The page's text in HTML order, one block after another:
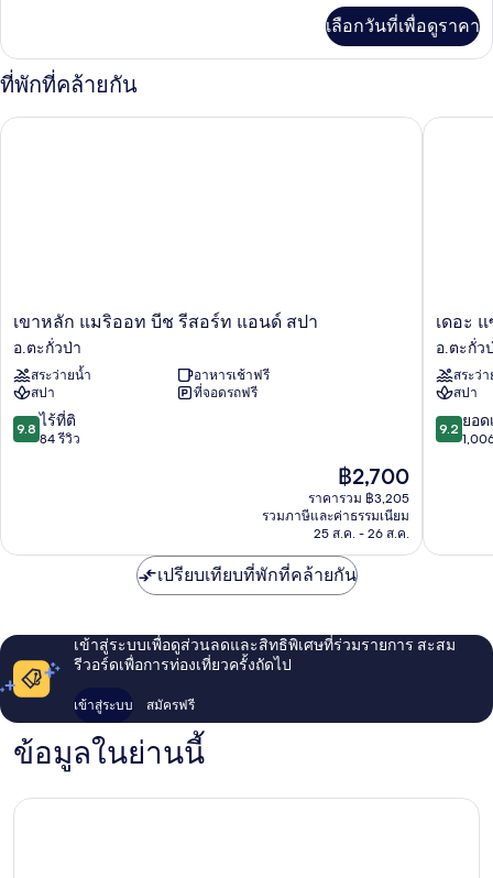
เกี่ยว
กับ
ห้อง
เลือกวันที่เพื่อดูราคา
ที่พักที่คล้ายกัน
เขา
แมริ
ออท
บีช
รีสอร์ท
แอนด์
เขาหลัก แมริออท บีช รีสอร์ท แอนด์ สปา
อ.ตะกั่วป่า
สระว่ายน้ำ
อาหารเช้าฟรี
สปา
ที่จอดรถฟรี
9.8
จาก
รีวิว
9.8 ไร้ที่ติ
84 รีวิว
ราคา
ปัจจุบัน
คือ
฿2,700
฿2,700
ราคารวม ฿3,205
รวมภาษีและค่าธรรมเนียม
25 ส.ค. - 26 ส.ค.
เขาหลัก แมริออท บีช รีสอร์ท แอนด์ สปา
เดอะ
แซนด์
เขา
หลัก
บาย
กะ
ตะ
เดอะ
อ.ตะกั่ว
สระว่
สปา
9.2
จาก
9.2 ยอด
เดอะ แ
เปรียบเทียบที่พักที่คล้ายกัน
เข้าสู่ระบบเพื่อดูส่วนลดและสิทธิพิเศษที่ร่วมรายการ สะสม
รีวอร์ดเพื่อการท่องเที่ยวครั้งถัดไป
เข้าสู่ระบบ สมัครฟรี
ข้อมูลในย่านนี้